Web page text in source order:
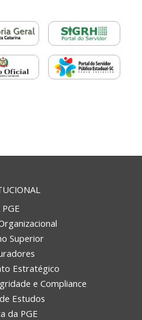
PGE
Superior
Estratégico
e Compliance
Estudos
da PGE